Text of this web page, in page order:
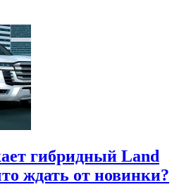
гибридный Land
ждать от новинки?